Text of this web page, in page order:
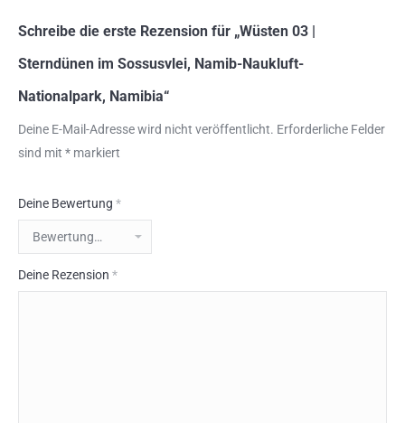
Schreibe die erste Rezension für „Wüsten 03 |
Sterndünen im Sossusvlei, Namib-Naukluft-
Nationalpark, Namibia“
Deine E-Mail-Adresse wird nicht veröffentlicht. Erforderliche Felder
sind mit * markiert
Deine Bewertung *
Deine Rezension *